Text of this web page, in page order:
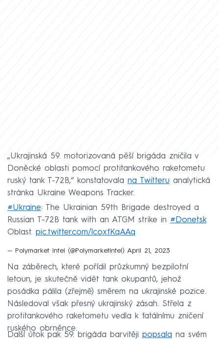
„Ukrajinská 59. motorizovaná pěší brigáda zničila v
Doněcké oblasti pomocí protitankového raketometu
ruský tank T-72B,“ konstatovala na Twitteru analytická
stránka Ukraine Weapons Tracker.
#Ukraine: The Ukrainian 59th Brigade destroyed a
Russian T-72B tank with an ATGM strike in #Donetsk
Oblast. pic.twitter.com/lcoxfKqAAq
— Polymarket Intel (@PolymarketIntel) April 21, 2023
Na záběrech, které pořídil průzkumný bezpilotní
letoun, je skutečně vidět tank okupantů, jehož
posádka pálila (zřejmě) směrem na ukrajinské pozice.
Následoval však přesný ukrajinský zásah. Střela z
protitankového raketometu vedla k fatálnímu zničení
ruského obrněnce.
Další útok pak 59. brigáda barvitěji popsala na svém